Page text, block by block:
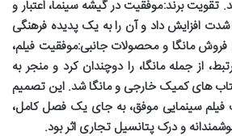
تقویت برند:موفقیت در گیشه سینما، اعتبار و
شدت افزایش داد و آن را به یک پدیده فرهنگی
فروش مانگا و محصولات جانبی:موفقیت فیلم،
از جمله مانگا، را دوچندان کرد و منجر به
های کمیک خارجی و مانگا شد. این تصمیم
فیلم سینمایی موفق، به جای یک فصل کامل،
هوشمندانه و درک پتانسیل تجاری اثر بود.